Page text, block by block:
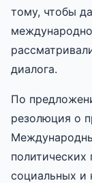
тому, чтобы
диалога.
По
резолюция о
политических
социальных и